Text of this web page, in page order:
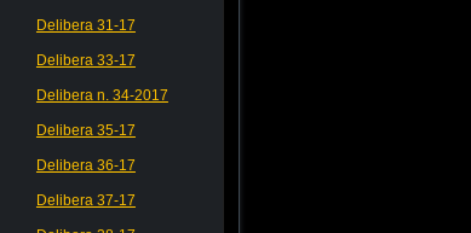
Delibera 31-17
Delibera 33-17
Delibera n. 34-2017
Delibera 35-17
Delibera 36-17
Delibera 37-17